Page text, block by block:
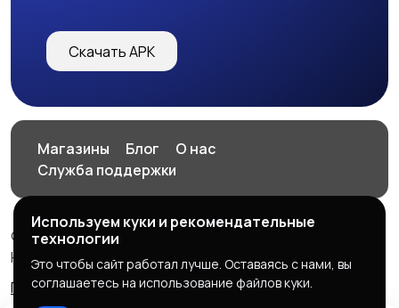
Скачать APK
Магазины Блог
О нас
Служба поддержки
© 2026 HOP.UZ
HOP.UZ
Правила сервиса
Политика конфиденциальности
Используем куки и рекомендательные
технологии
Это чтобы сайт работал лучше. Оставаясь с нами, вы
соглашаетесь на использование файлов куки.